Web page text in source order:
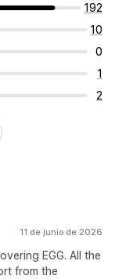
192
10
0
1
2
11 de junio de 2026
EGG. All the
from the